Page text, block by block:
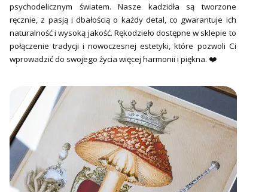
psychodelicznym światem. Nasze kadzidła są tworzone
ręcznie, z pasją i dbałością o każdy detal, co gwarantuje ich
naturalność i wysoką jakość. Rękodzieło dostępne w sklepie to
połączenie tradycji i nowoczesnej estetyki, które pozwoli Ci
wprowadzić do swojego życia więcej harmonii i piękna. ❤️